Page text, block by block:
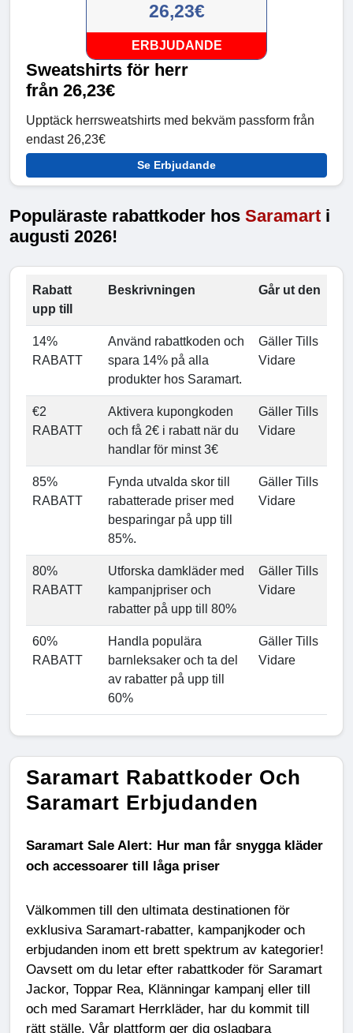
26,23€
ERBJUDANDE
Sweatshirts för herr
från 26,23€
Upptäck herrsweatshirts med bekväm passform från
endast 26,23€
Se Erbjudande
Populäraste rabattkoder hos Saramart i
augusti 2026!
Rabatt
upp till
Beskrivningen Går ut den
14%
RABATT
Använd rabattkoden och
spara 14% på alla
produkter hos Saramart.
Gäller Tills
Vidare
€2
RABATT
Aktivera kupongkoden
och få 2€ i rabatt när du
handlar för minst 3€
Gäller Tills
Vidare
85%
RABATT
Fynda utvalda skor till
rabatterade priser med
besparingar på upp till
85%.
Gäller Tills
Vidare
80%
RABATT
Utforska damkläder med
kampanjpriser och
rabatter på upp till 80%
Gäller Tills
Vidare
60%
RABATT
Handla populära
barnleksaker och ta del
av rabatter på upp till
60%
Gäller Tills
Vidare
Saramart Rabattkoder Och
Saramart Erbjudanden
Saramart Sale Alert: Hur man får snygga kläder
och accessoarer till låga priser
Välkommen till den ultimata destinationen för
exklusiva Saramart-rabatter, kampanjkoder och
erbjudanden inom ett brett spektrum av kategorier!
Oavsett om du letar efter rabattkoder för Saramart
Jackor, Toppar Rea, Klänningar kampanj eller till
och med Saramart Herrkläder, har du kommit till
rätt ställe. Vår plattform ger dig oslagbara